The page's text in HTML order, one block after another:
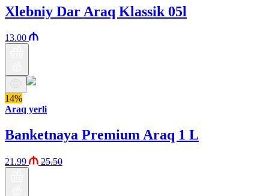
Xlebniy Dar Araq Klassik 05l
13.00
14%
Araq yerli
Banketnaya Premium Araq 1 L
21.99 25.50